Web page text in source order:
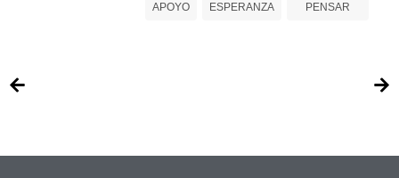
APOYO
ESPERANZA
PENSAR